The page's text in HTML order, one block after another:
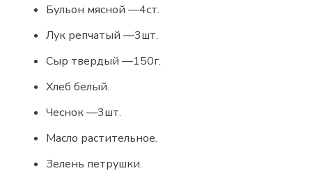
Бульон мясной —4ст.
Лук репчатый —3шт.
Сыр твердый —150г.
Хлеб белый.
Чеснок—3шт.
Масло растительное.
Зелень петрушки.